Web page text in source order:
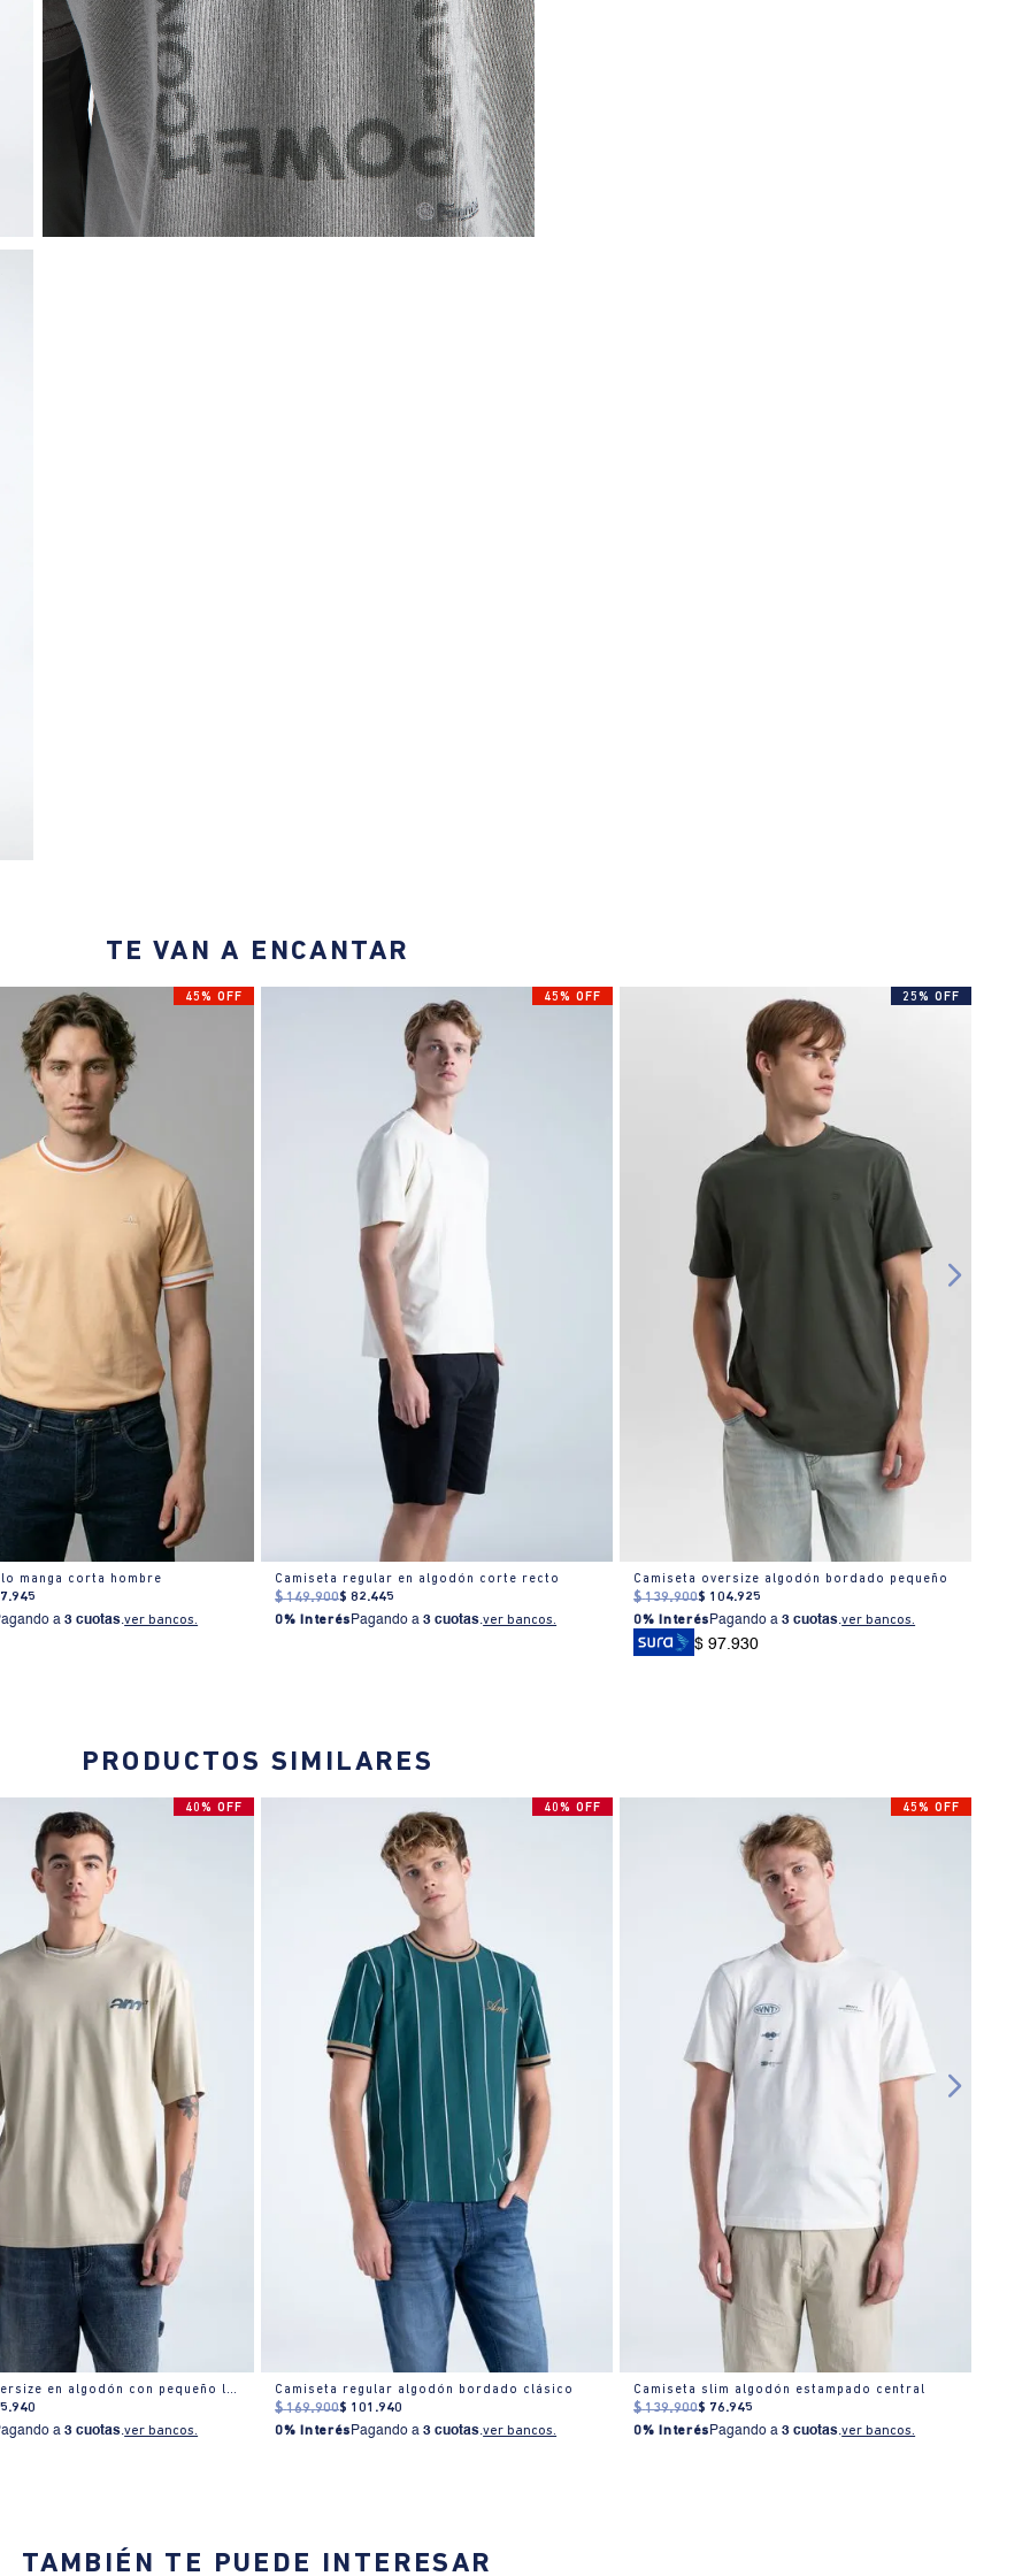
TE VAN A ENCANTAR
45% OFF
manga corta hombre
.945
a3 cuotas.ver bancos.
45% OFF
Camiseta regular en algodón corte recto
$ 149.900$ 82.445
0% Interés Pagando a3 cuotas.ver bancos.
25% OFF
Camiseta oversize algodón bordado pequeño
$ 139.900$ 104.925
0% Interés Pagando a3 cuotas.ver bancos.
$ 97.930
PRODUCTOS SIMILARES
40% OFF
Camiseta oversize en algodón con pequeño logo
.940
a3 cuotas.ver bancos.
40% OFF
Camiseta regular algodón bordado clásico
$ 169.900$ 101 .940
0% Interés Pagando a3 cuotas.ver bancos.
45% OFF
Camiseta slim algodón estampado central
$ 139.900$ 76.945
0% Interés Pagando a3 cuotas.ver bancos.
TAMBIÉN TE PUEDE INTERESAR